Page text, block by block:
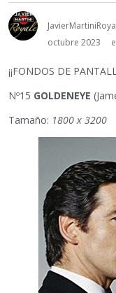
octubre 2023
¡¡FONDOS DE
Nº15 GOLDENEYE
Tamaño: 1800 x 3200